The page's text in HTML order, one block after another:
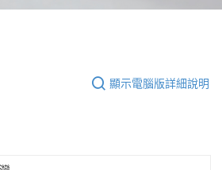
顯示電腦版詳細說明